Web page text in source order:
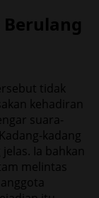
tidak
kehadiran
suara-
kadang
Ia bahkan
melintas